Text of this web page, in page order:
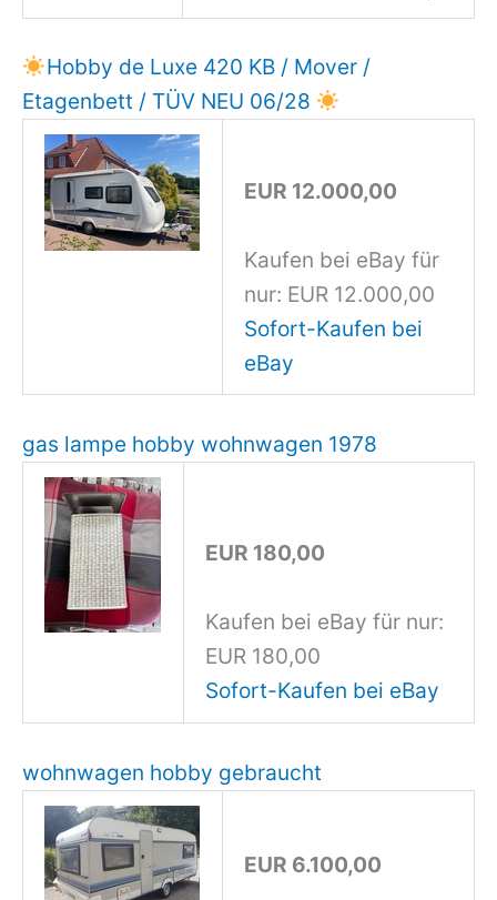
Hobby de Luxe 420 KB / Mover /
Etagenbett / TÜV NEU 06/28
EUR 12.000,00
Kaufen bei eBay für
nur: EUR 12.000,00
Sofort-Kaufen bei
eBay
gas lampe hobby wohnwagen 1978
EUR 180,00
Kaufen bei eBay für nur:
EUR 180,00
Sofort-Kaufen bei eBay
wohnwagen hobby gebraucht
EUR 6.100,00